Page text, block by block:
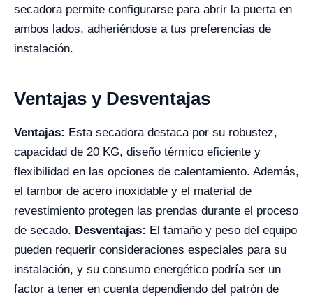
secadora permite configurarse para abrir la puerta en
ambos lados, adheriéndose a tus preferencias de
instalación.
Ventajas y Desventajas
Ventajas: Esta secadora destaca por su robustez,
capacidad de 20 KG, diseño térmico eficiente y
flexibilidad en las opciones de calentamiento. Además,
el tambor de acero inoxidable y el material de
revestimiento protegen las prendas durante el proceso
de secado. Desventajas: El tamaño y peso del equipo
pueden requerir consideraciones especiales para su
instalación, y su consumo energético podría ser un
factor a tener en cuenta dependiendo del patrón de